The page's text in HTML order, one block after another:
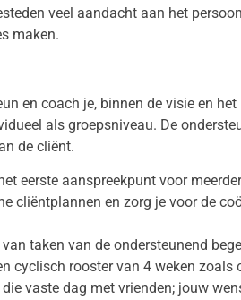
veel aandacht aan het
maken.
en coach je, binnen de visie en
als groepsniveau. De
de cliënt.
eerste aanspreekpunt voor
cliëntplannen en zorg je voor de
taken van de ondersteunend
cyclisch rooster van 4 weken zoals
vaste dag met vrienden; jouw